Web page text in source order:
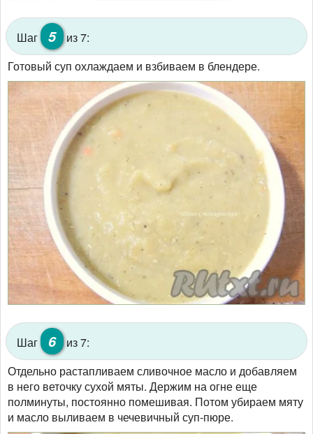
Шаг 5
из 7:
Готовый суп охлаждаем и взбиваем в блендере.
Шаг 6
из 7:
Отдельно растапливаем сливочное масло и добавляем
в него веточку сухой мяты. Держим на огне еще
полминуты, постоянно помешивая. Потом убираем мяту
и масло выливаем в чечевичный суп-пюре.